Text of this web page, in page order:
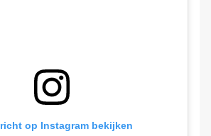
op Instagram bekijken